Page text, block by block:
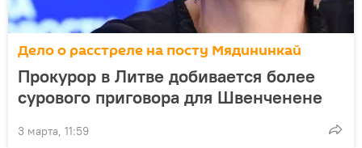
Дело о расстреле на посту Мядининкай
Прокурор в Литве добивается более
сурового приговора для Швенченене
3 марта, 11:59